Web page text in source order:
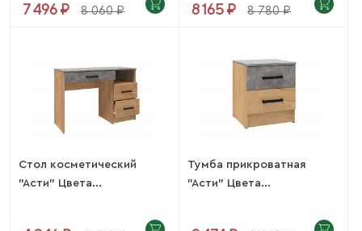
7 496 ₽ 8 060 ₽ 8 165 ₽ 8 780 ₽
Стол косметический
"Асти" Цвета...
Тумба прикроватная
"Асти" Цвета...